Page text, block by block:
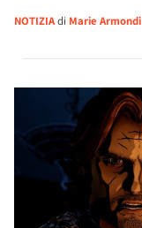
NOTIZIAdi Marie Armondi